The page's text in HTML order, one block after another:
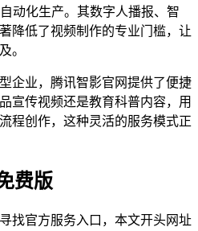
动化生产。其数字人播报、智
降低了视频制作的专业门槛，让
。
企业，腾讯智影官网提供了便捷
宣传视频还是教育科普内容，用
程创作，这种灵活的服务模式正
费版
找官方服务入口，本文开头网址